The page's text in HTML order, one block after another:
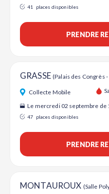
41 places disponibles
PRENDRE
GRASSE (Palais des Congrès
Collecte Mobile
Le mercredi 02 septembre de
47 places disponibles
PRENDRE
MONTAUROUX (Salle